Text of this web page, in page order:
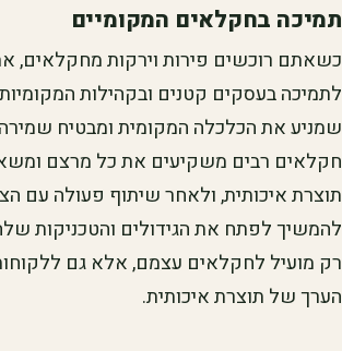
תמיכה בחקלאים המקומיים
כשאתם רוכשים פירות וירקות מחקלאים,
לתמיכה בעסקים קטנים ובקהילות
שמניע את הכלכלה המקומית ומבטיח
חקלאים רבים משקיעים את כל מרצם
תוצרת איכותית, ולאחר שיתוף פעולה עם
להמשיך לפתח את הגידולים והטכניקות
רק מועיל לחקלאים עצמם, אלא גם
הערך של תוצרת איכותית.